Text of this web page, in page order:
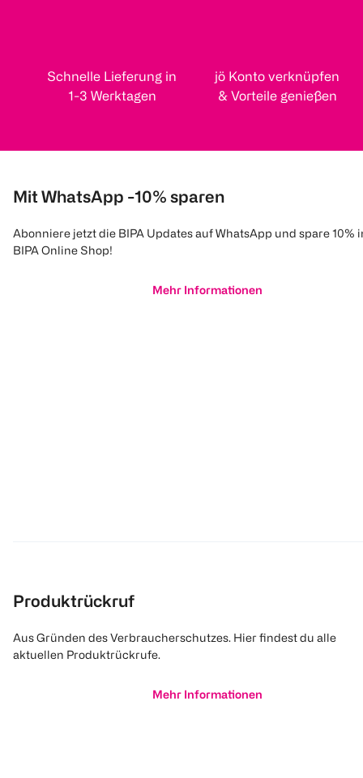
Schnelle Lieferung in
1-3 Werktagen
jö Konto verknüpfen
& Vorteile genießen
Mit WhatsApp -10% sparen
Abonniere jetzt die BIPA Updates auf WhatsApp und spare 10%
BIPA Online Shop!
Mehr Informationen
Produktrückruf
Aus Gründen des Verbraucherschutzes. Hier findest du alle
aktuellen Produktrückrufe.
Mehr Informationen